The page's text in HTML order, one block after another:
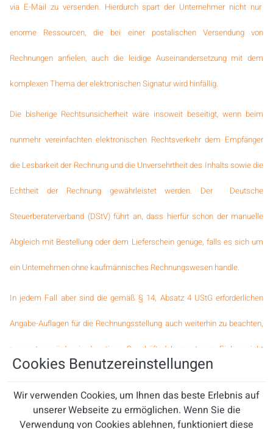
via E-Mail zu versenden. Hierdurch spart der Unternehmer nicht nur
enorme Ressourcen, die bei einer postalischen Versendung von
Rechnungen anfielen, auch die leidige Auseinandersetzung mit dem
komplexen Thema der elektronischen Signatur wird hinfällig.
Die bisherige Rechtsunsicherheit wäre insoweit beseitigt, wenn beim
nunmehr vereinfachten elektronischen Rechtsverkehr dem Empfänger
die Lesbarkeit der Rechnung und die Unversehrtheit des Inhalts sowie die
Echtheit der Rechnung gewährleistet werden. Der Deutsche
Steuerberaterverband (DStV) führt an, dass hierfür schon der manuelle
Abgleich mit Bestellung oder dem Lieferschein genüge, falls es sich um
ein Unternehmen ohne kaufmännisches Rechnungswesen handle.
In jedem Fall aber sind die gemäß § 14, Absatz 4 UStG erforderlichen
Angabe-Auflagen für die Rechnungsstellung auch weiterhin zu beachten,
ansonsten würde ein derartiges Geschäftsdokument vom Fiskus nicht
Autor: Sebastian Hundt, schottlerundsimon.de
Cookies Benutzereinstellungen
Wir verwenden Cookies, um Ihnen das beste Erlebnis auf
unserer Webseite zu ermöglichen. Wenn Sie die
Verwendung von Cookies ablehnen, funktioniert diese